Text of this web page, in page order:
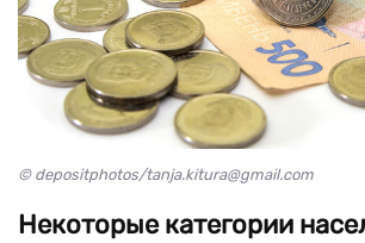
© depositphotos/tanja.kitura@gmail.com
Некоторые категории